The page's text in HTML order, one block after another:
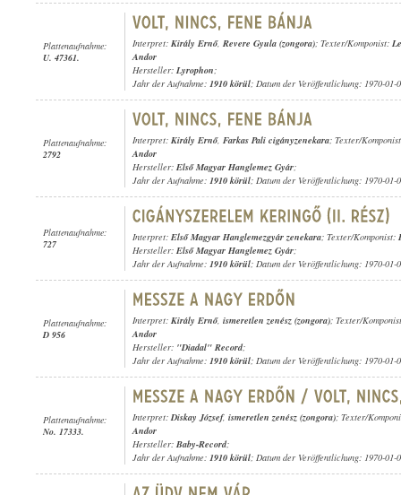
Plattenaufnahme:
U. 47361.
Interpret: Király Ernő, Revere Gyula (zongora); Texter/Komponist:
Andor
Hersteller: Lyrophon;
Jahr der Aufnahme: 1910 körül; Datum der Veröffentlichung: 1970-01-
Plattenaufnahme:
2792
Interpret: Király Ernő, Farkas Pali cigányzenekara; Texter/
Andor
Hersteller: Első Magyar Hanglemez Gyár;
Jahr der Aufnahme: 1910 körül; Datum der Veröffentlichung: 1970-01-
Plattenaufnahme:
727
Interpret: Első Magyar Hanglemezgyár zenekara; Texter/Komponist:
Hersteller: Első Magyar Hanglemez Gyár;
Jahr der Aufnahme: 1910 körül; Datum der Veröffentlichung: 1970-01-
Plattenaufnahme:
D 956
Interpret: Király Ernő, ismeretlen zenész (zongora); Texter/
Andor
Hersteller: "Diadal" Record;
Jahr der Aufnahme: 1910 körül; Datum der Veröffentlichung: 1970-01-
Plattenaufnahme:
No. 17333.
Interpret:Diskay József, ismeretlen zenész (zongora); Texter/
Andor
Hersteller: Baby-Record;
Jahr der Aufnahme: 1910 körül; Datum der Veröffentlichung: 1970-01-